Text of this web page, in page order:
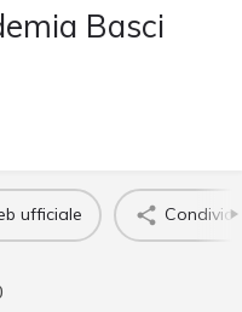
Basci
ufficiale Condividi